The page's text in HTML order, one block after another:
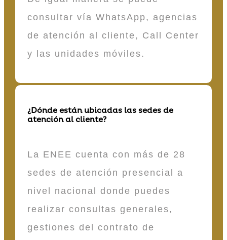
consultar vía WhatsApp, agencias
de atención al cliente, Call Center
y las unidades móviles.
¿Dónde están ubicadas las sedes de
atención al cliente?
La ENEE cuenta con más de 28
sedes de atención presencial a
nivel nacional donde puedes
realizar consultas generales,
gestiones del contrato de